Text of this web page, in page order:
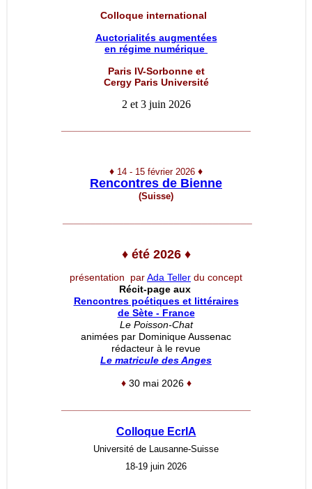
Colloque international
Auctorialités augmentées
en régime numérique
Paris IV-Sorbonne et
Cergy Paris Université
2 et 3 juin 2026
♦ 14 - 15 février 2026 ♦
Rencontres de Bienne
(Suisse)
♦été 2026 ♦
présentation parAda Teller du concept
Récit-page aux
Rencontres poétiques et littéraires
de Sète - France
Le Poisson-Chat
animées par Dominique Aussenac
rédacteur à le revue
Le matricule des Anges
♦ 30 mai 2026 ♦
Colloque EcrIA
Université de Lausanne-Suisse
18-19 juin 2026